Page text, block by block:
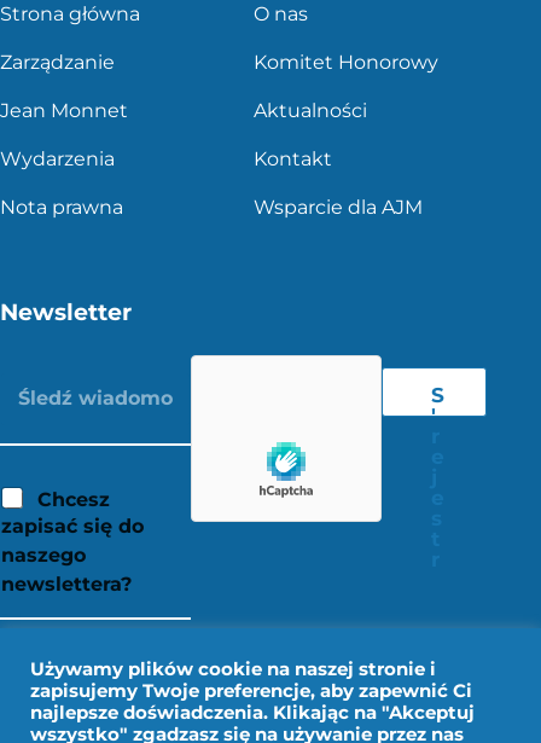
Strona główna O nas
Zarządzanie Komitet Honorowy
Jean Monnet Aktualności
Wydarzenia Kontakt
Nota prawna Wsparcie dla AJM
Newsletter
Chcesz
zapisać się do
naszego
newslettera?
S
'
Używamy plików cookie na naszej stronie i
zapisujemy Twoje preferencje, aby zapewnić Ci
najlepsze doświadczenia. Klikając na "Akceptuj
wszystko" zgadzasz się na używanie przez nas